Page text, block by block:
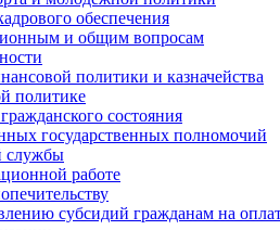
обеспечения
и общим вопросам
политики и казначейства
политике
состояния
государственных полномочий
службы
работе
субсидий гражданам на